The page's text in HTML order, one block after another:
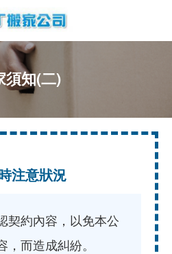
須知(二)
注意狀況
契約內容，以免本公
而造成糾紛。